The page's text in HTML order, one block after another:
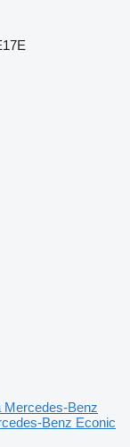
Mercedes-Benz
Benz Econic